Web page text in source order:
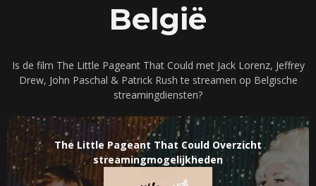
België
Is de film The Little Pageant That Could met Jack Lorenz, Jeffrey
Drew, John Paschal & Patrick Rush te streamen op Belgische
streamingdiensten?
The Little Pageant That Could Overzicht
streamingmogelijkheden